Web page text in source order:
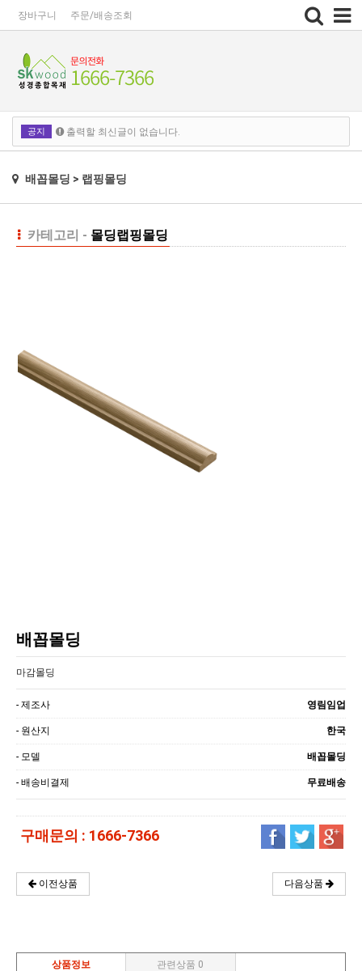
장바구니 주문/배송조회
Toggle
navigation
공지 출력할 최신글이 없습니다.
배꼽몰딩 > 랩핑몰딩
카테고리 - 몰딩랩핑몰딩
배꼽몰딩
마감몰딩
- 제조사 영림임업
- 원산지 한국
- 모델 배꼽몰딩
- 배송비결제 무료배송
구매문의 : 1666-7366
이전상품 다음상품
상품정보 관련상품 0